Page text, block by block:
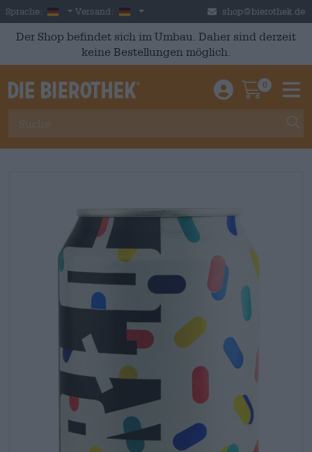
Skip to main content
Sprache: German
Versand: Deutschland shop@bierothek.de
Der Shop befindet sich im Umbau. Daher sind derzeit
keine Bestellungen möglich.
Einloggen /
0